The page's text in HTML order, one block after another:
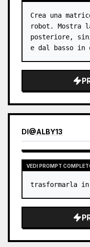
Crea una
robot. Mostra
posteriore,
e dal basso in
DI@ALBY13
VEDI PROMPT
trasformarla in